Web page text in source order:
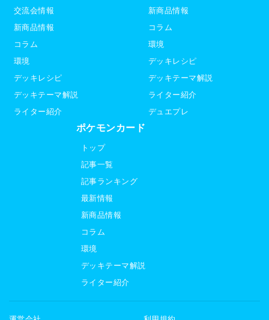
交流会情報
新商品情報
コラム
環境
デッキレシピ
デッキテーマ解説
ライター紹介
新商品情報
コラム
環境
デッキレシピ
デッキテーマ解説
ライター紹介
デュエプレ
ポケモンカード
トップ
記事一覧
記事ランキング
最新情報
新商品情報
コラム
環境
デッキテーマ解説
ライター紹介